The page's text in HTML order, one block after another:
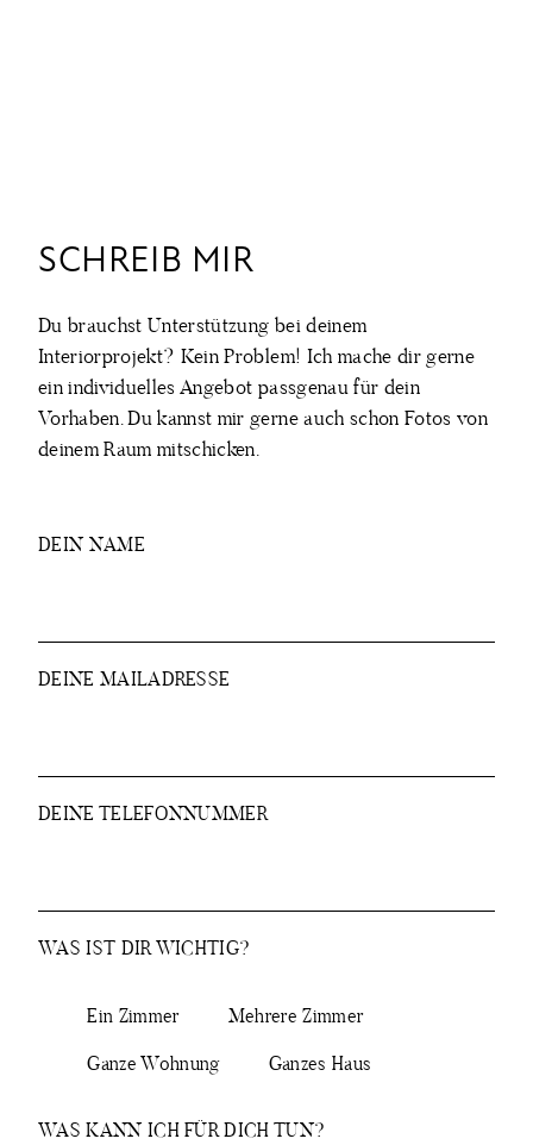
SCHREIB MIR
Du brauchst Unterstützung bei deinem
Interiorprojekt? Kein Problem! Ich mache dir gerne
ein individuelles Angebot passgenau für dein
Vorhaben. Du kannst mir gerne auch schon Fotos von
deinem Raum mitschicken.
DEIN NAME
DEINE MAILADRESSE
DEINE TELEFONNUMMER
WAS IST DIR WICHTIG?
Ein Zimmer Mehrere Zimmer
Ganze Wohnung Ganzes Haus
WAS KANN ICH FÜR DICH TUN?